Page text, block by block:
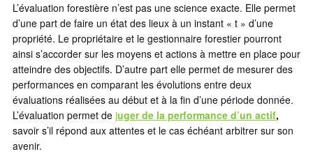
L’évaluation forestière n’est pas une science exacte. Elle permet
d’une part de faire un état des lieux à un instant « t » d’une
propriété. Le propriétaire et le gestionnaire forestier pourront
ainsi s’accorder sur les moyens et actions à mettre en place pour
atteindre des objectifs. D’autre part elle permet de mesurer des
performances en comparant les évolutions entre deux
évaluations réalisées au début et à la fin d’une période donnée.
L’évaluation permet de juger de la performance d’un actif,
savoir s’il répond aux attentes et le cas échéant arbitrer sur son
avenir.